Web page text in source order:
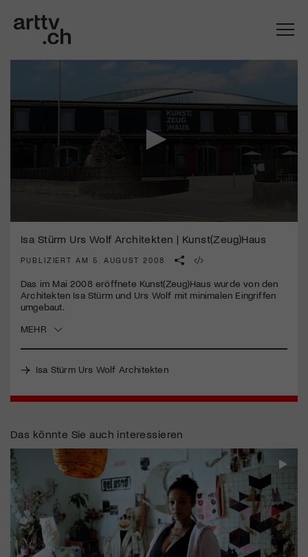
seconds
seconds
Isa Stürm Urs Wolf Architekten | Kunst(Zeug)Haus
PUBLIZIERT AM 5. AUGUST 2008
Das im Mai 2008 eröffnete Kunst(Zeug)Haus wurde von den
Architekten Isa Stürm und Urs Wolf mit minimalen Eingriffen
umgebaut.
MEHR
Isa Stürm Urs Wolf Architekten
Das könnte Sie auch interessieren
Mach mit: «Be Part of the Art»!
Engagiere dich als Kulturliebhaber:in, Kulturschaffende(r) oder
Mit deiner Mitgliedschaft erhältst du kostenlosen Zugang zu
diversen Kulturevents.